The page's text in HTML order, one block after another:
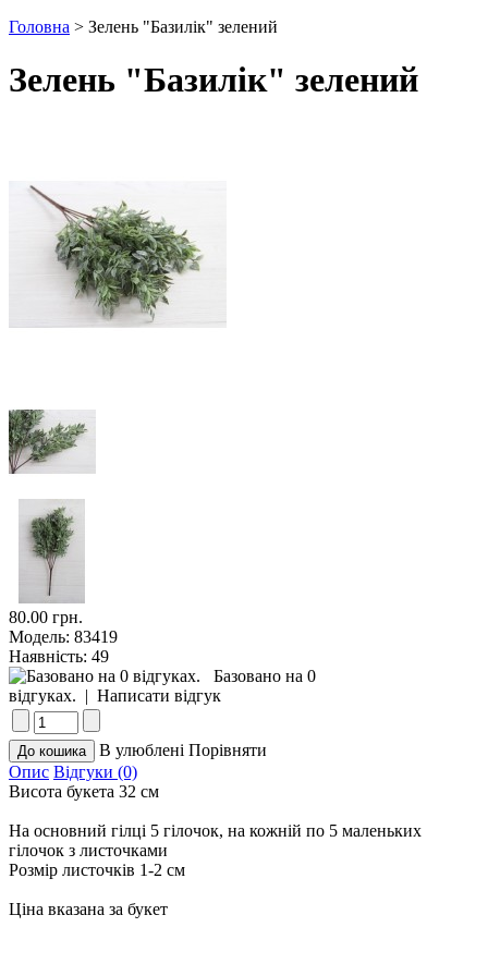
Головна > Зелень "Базилік" зелений
Зелень "Базилік" зелений
80.00 грн.
Модель: 83419
Наявність: 49
Базовано на 0
відгуках. | Написати відгук
В улюблені Порівняти
Опис Відгуки (0)
Висота букета 32 см
На основний гілці 5 гілочок, на кожній по 5 маленьких
гілочок з листочками
Розмір листочків 1-2 см
Ціна вказана за букет